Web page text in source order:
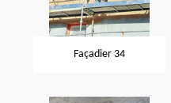
Façadier 34